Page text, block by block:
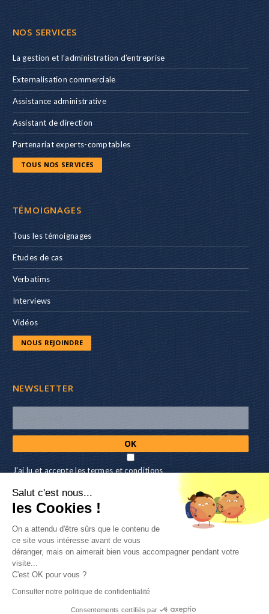
NOS SERVICES
La gestion et l’administration d’entreprise
Externalisation commerciale
Assistance administrative
Assistant de direction
Partenariat experts-comptables
TOUS NOS SERVICES
TÉMOIGNAGES
Tous les témoignages
Etudes de cas
Verbatims
Interviews
Vidéos
NOUS REJOINDRE
NEWSLETTER
J'ai lu et accepte les termes et conditions
NOUS SUIVRE
ACCÉDER
Mon compte-Recommander 3H18
Salut c'est nous...
les Cookies !
On a attendu d'être sûrs que le contenu de
ce site vous intéresse avant de vous
déranger, mais on aimerait bien vous accompagner pendant votre
visite...
C'est OK pour vous ?
Consulter notre politique de confidentialité
Consentements certifiés par